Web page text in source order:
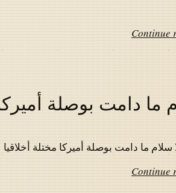
Continue
ما دامت بوصلة
سلام ما دامت بوصلة أميركا مختلة أخلاقيا
Continue